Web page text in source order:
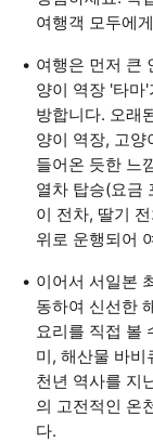
여행객 모두에
여행은 먼저 큰
양이 역장 '타마
방합니다. 오래
양이 역장, 고양
들어온 듯한 느
열차 탑승(요금
이 전차, 딸기
위로 운행되어
이어서 서일본
동하여 신선한
요리를 직접 볼
미, 해산물 바비
천년 역사를 지
의 고전적인 온
다.